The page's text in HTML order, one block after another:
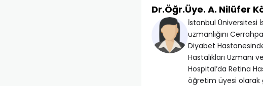
Dr.Öğr.Üye. A. Nilüfer
İstanbul Üniversitesi
uzmanlığını
Diyabet
Hastalıkları Uzmanı
Hospital’da Retina
öğretim üyesi olarak